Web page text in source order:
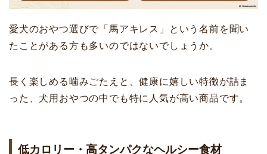
愛犬のおやつ選びで「馬アキレス」という名前を聞い
たことがある方も多いのではないでしょうか。
長く楽しめる噛みごたえと、健康に嬉しい特徴が詰ま
った、犬用おやつの中でも特に人気が高い商品です。
低カロリー・高タンパクなヘルシー食材